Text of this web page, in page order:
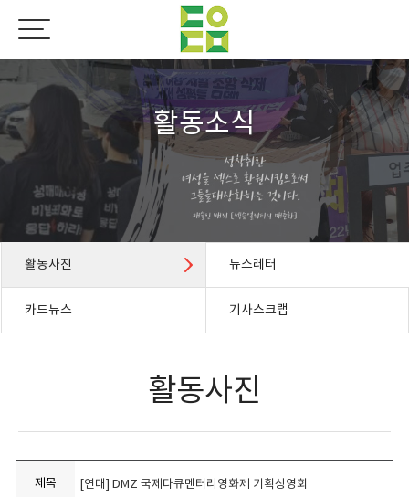
활동소식
활동사진 뉴스레터
카드뉴스 기사스크랩
활동사진
제목 [연대] DMZ 국제다큐멘터리영화제 기획상영회